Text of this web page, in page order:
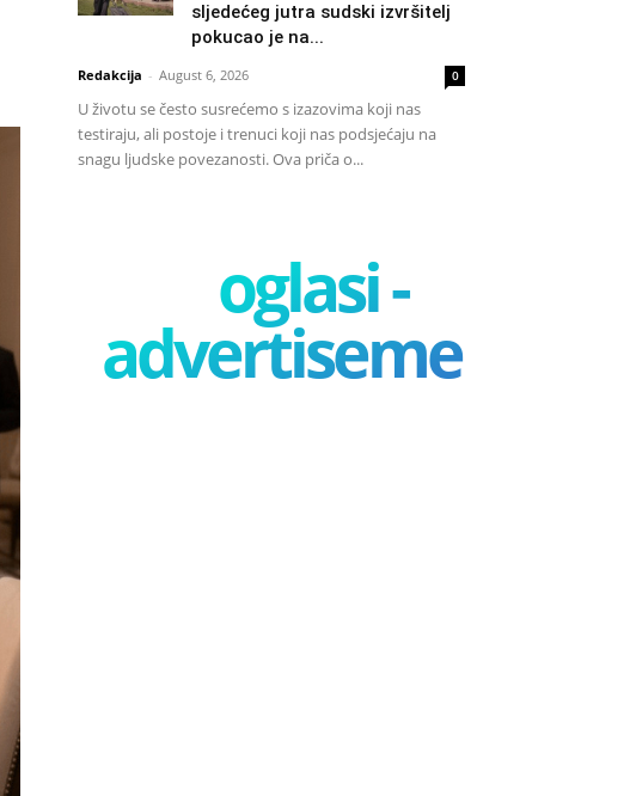
sljedećeg jutra sudski izvršitelj
pokucao je na...
Redakcija - August 6, 2026 0
U životu se često susrećemo s izazovima koji nas
testiraju, ali postoje i trenuci koji nas podsjećaju na
snagu ljudske povezanosti. Ova priča o...
oglasi -
advertisement